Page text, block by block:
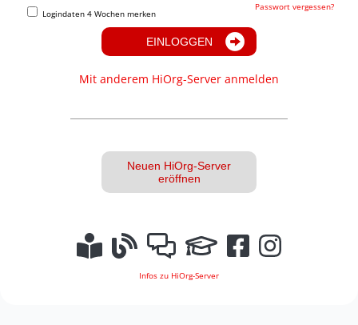
Logindaten 4 Wochen merken
Passwort vergessen?
EINLOGGEN
Mit anderem HiOrg-Server anmelden
Neuen HiOrg-Server
eröffnen
Infos zu HiOrg-Server